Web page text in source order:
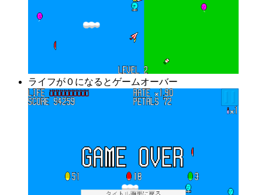
ライフが０になるとゲームオーバー